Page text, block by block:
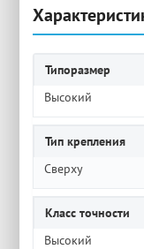
Типоразмер
Высокий
Тип крепления
Сверху
Класс точности
Высокий